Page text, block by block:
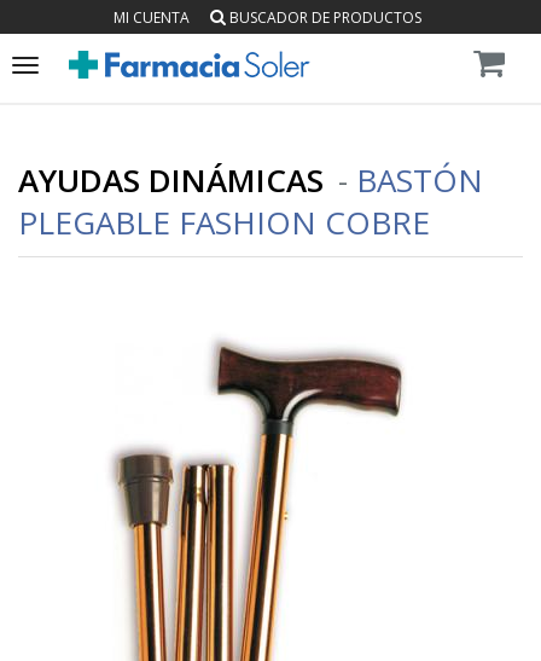
MI CUENTA BUSCADOR DE PRODUCTOS
Toggle
AYUDAS DINÁMICAS - BASTÓN
PLEGABLE FASHION COBRE